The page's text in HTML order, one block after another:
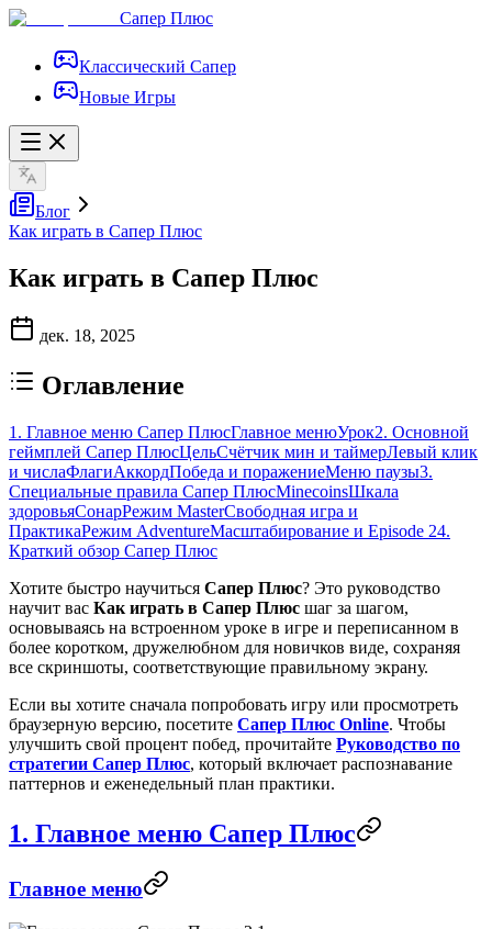
Сапер Плюс
Классический Сапер
Новые Игры
Блог
Как играть в Сапер Плюс
Как играть в Сапер Плюс
дек. 18, 2025
Оглавление
1. Главное меню Сапер ПлюсГлавное менюУрок2. Основной
геймплей Сапер ПлюсЦельСчётчик мин и таймерЛевый клик
и числаФлагиАккордПобеда и поражениеМеню паузы3.
Специальные правила Сапер ПлюсMinecoinsШкала
здоровьяСонарРежим MasterСвободная игра и
ПрактикаРежим AdventureМасштабирование и Episode 24.
Краткий обзор Сапер Плюс
Хотите быстро научиться Сапер Плюс? Это руководство
научит вас Как играть в Сапер Плюс шаг за шагом,
основываясь на встроенном уроке в игре и переписанном в
более коротком, дружелюбном для новичков виде, сохраняя
все скриншоты, соответствующие правильному экрану.
Если вы хотите сначала попробовать игру или просмотреть
браузерную версию, посетите Сапер Плюс Online. Чтобы
улучшить свой процент побед, прочитайте Руководство по
стратегии Сапер Плюс, который включает распознавание
паттернов и еженедельный план практики.
1. Главное меню Сапер Плюс
Главное меню